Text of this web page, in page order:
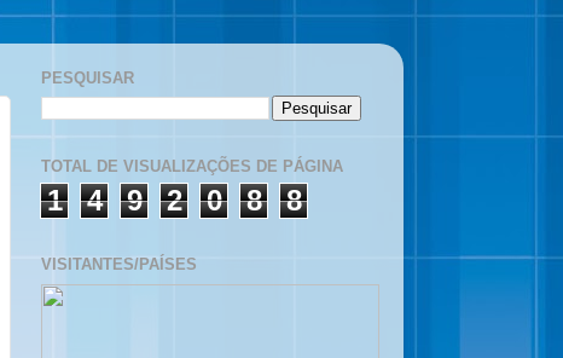
PESQUISAR
TOTAL DE VISUALIZAÇÕES DE PÁGINA
1 4 9 2 0 8 8
VISITANTES/PAÍSES